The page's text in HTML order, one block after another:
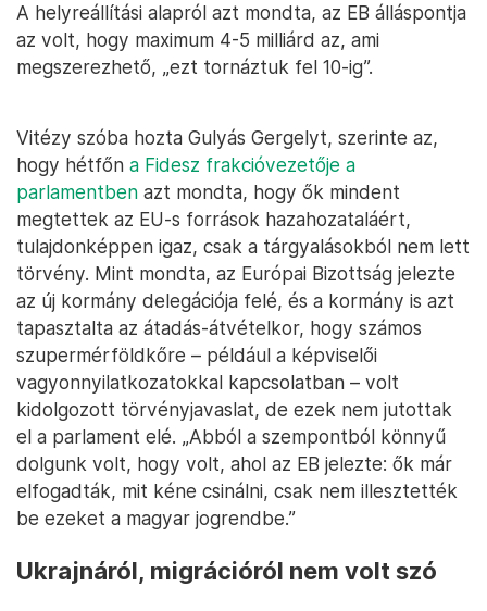
A helyreállítási alapról azt mondta, az EB álláspontja
az volt, hogy maximum 4-5 milliárd az, ami
megszerezhető, „ezt tornáztuk fel 10-ig”.
Vitézy szóba hozta Gulyás Gergelyt, szerinte az,
hogy hétfőn a Fidesz frakcióvezetője a
parlamentben azt mondta, hogy ők mindent
megtettek az EU-s források hazahozataláért,
tulajdonképpen igaz, csak a tárgyalásokból nem lett
törvény. Mint mondta, az Európai Bizottság jelezte
az új kormány delegációja felé, és a kormány is azt
tapasztalta az átadás-átvételkor, hogy számos
szupermérföldkőre – például a képviselői
vagyonnyilatkozatokkal kapcsolatban – volt
kidolgozott törvényjavaslat, de ezek nem jutottak
el a parlament elé. „Abból a szempontból könnyű
dolgunk volt, hogy volt, ahol az EB jelezte: ők már
elfogadták, mit kéne csinálni, csak nem illesztették
be ezeket a magyar jogrendbe.”
Ukrajnáról, migrációról nem volt szó